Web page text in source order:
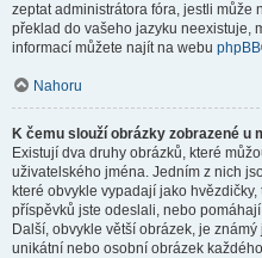
zeptat administrátora fóra, jestli může
překlad do vašeho jazyku neexistuje,
informací můžete najít na webu phpBB
Nahoru
K čemu slouží obrázky zobrazené u
Existují dva druhy obrázků, které
uživatelského jména. Jedním z nich
které obvykle vypadají jako
příspěvků jste odeslali, nebo
Další, obvykle větší obrázek, je
unikátní nebo osobní obrázek